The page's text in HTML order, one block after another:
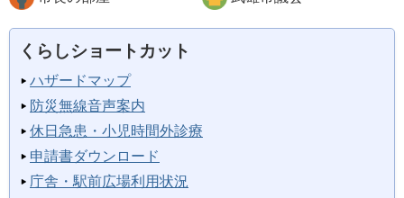
くらしショートカット
ハザードマップ
防災無線音声案内
休日急患・小児時間外診療
申請書ダウンロード
庁舎・駅前広場利用状況